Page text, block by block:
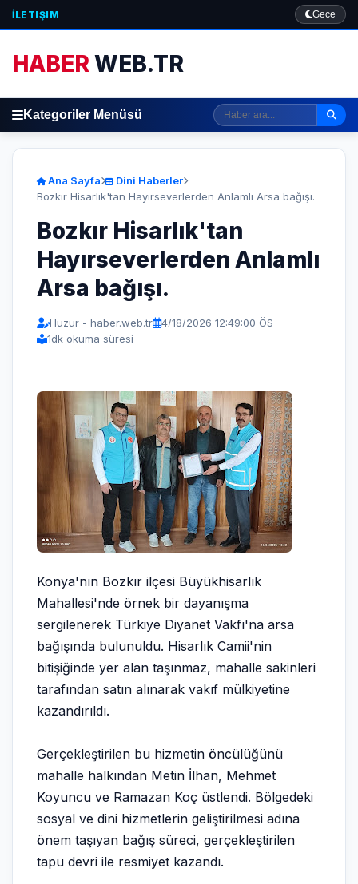
İLETIŞIM Gece
HABERWEB.TR
Kategoriler Menüsü
Ana Sayfa
Dini Haberler
Bozkır Hisarlık'tan Hayırseverlerden Anlamlı Arsa bağışı.
Bozkır Hisarlık'tan
Hayırseverlerden Anlamlı
Arsa bağışı.
Huzur - haber.web.tr
4/18/2026 12:49:00 ÖS
1dk okuma süresi
Konya'nın Bozkır ilçesi Büyükhisarlık
Mahallesi'nde örnek bir dayanışma
sergilenerek Türkiye Diyanet Vakfı'na arsa
bağışında bulunuldu. Hisarlık Camii'nin
bitişiğinde yer alan taşınmaz, mahalle sakinleri
tarafından satın alınarak vakıf mülkiyetine
kazandırıldı.
Gerçekleştirilen bu hizmetin öncülüğünü
mahalle halkından Metin İlhan, Mehmet
Koyuncu ve Ramazan Koç üstlendi. Bölgedeki
sosyal ve dini hizmetlerin geliştirilmesi adına
önem taşıyan bağış süreci, gerçekleştirilen
tapu devri ile resmiyet kazandı.